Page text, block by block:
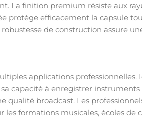
La finition premium résiste aux
protège efficacement la capsule
de construction assure
applications
capacité à enregistrer
qualité broadcast. Les
formations musicales, écoles